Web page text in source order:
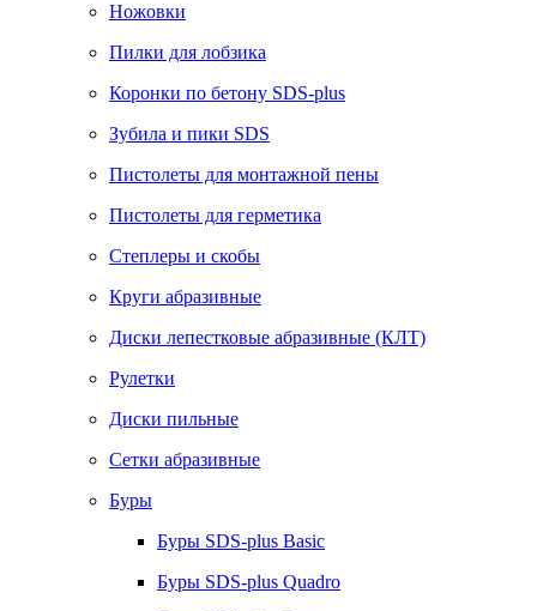
Ножовки
Пилки для лобзика
Коронки по бетону SDS-plus
Зубила и пики SDS
Пистолеты для монтажной пены
Пистолеты для герметика
Степлеры и скобы
Круги абразивные
Диски лепестковые абразивные (КЛТ)
Рулетки
Диски пильные
Сетки абразивные
Буры
Буры SDS-plus Basic
Буры SDS-plus Quadro